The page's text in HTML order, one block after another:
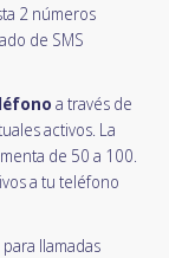
2 números
de SMS
a través de
activos. La
de 50 a 100.
a tu teléfono
llamadas